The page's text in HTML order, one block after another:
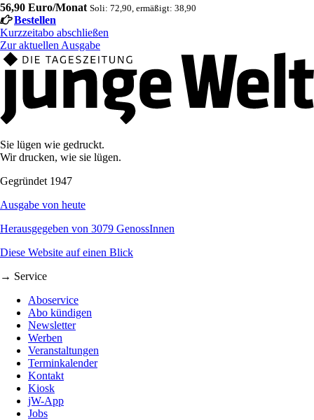
56,90 Euro/Monat Soli: 72,90, ermäßigt: 38,90
Bestellen
Kurzzeitabo abschließen
Zur aktuellen Ausgabe
Sie lügen wie gedruckt.
Wir drucken, wie sie lügen.
Gegründet 1947
Ausgabe von heute
Herausgegeben von 3079 GenossInnen
Diese Website auf einen Blick
→ Service
Aboservice
Abo kündigen
Newsletter
Werben
Veranstaltungen
Terminkalender
Kontakt
Kiosk
jW-App
Jobs